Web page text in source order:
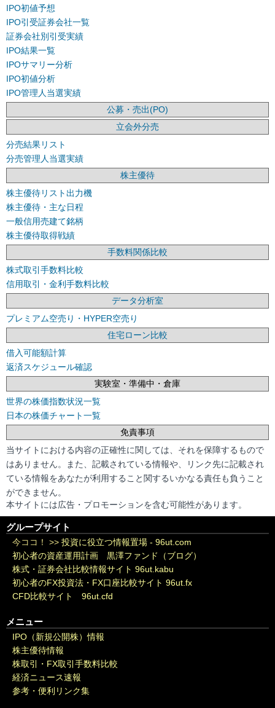
IPO初値予想
IPO引受証券会社一覧
証券会社別引受実績
IPO結果一覧
IPOサマリー分析
IPO初値分析
IPO管理人当選実績
公募・売出(PO)
立会外分売
分売結果リスト
分売管理人当選実績
株主優待
株主優待リスト出力機
株主優待・主な日程
一般信用売建て銘柄
株主優待取得戦績
手数料関係比較
株式取引手数料比較
信用取引・金利手数料比較
データ分析室
プレミアム空売り・HYPER空売り
住宅ローン比較
借入可能額計算
返済スケジュール確認
実験室・準備中・倉庫
世界の株価指数状況一覧
日本の株価チャート一覧
免責事項
当サイトにおける内容の正確性に関しては、それを保障するもので
はありません。また、記載されている情報や、リンク先に記載され
ている情報をあなたが利用すること関するいかなる責任も負うこと
ができません。
本サイトには広告・プロモーションを含む可能性があります。
グループサイト
今ココ！ >> 投資に役立つ情報置場 - 96ut.com
初心者の資産運用計画 黒澤ファンド（ブログ）
株式・証券会社比較情報サイト 96ut.kabu
初心者のFX投資法・FX口座比較サイト 96ut.fx
CFD比較サイト 96ut.cfd
メニュー
IPO（新規公開株）情報
株主優待情報
株取引・FX取引手数料比較
経済ニュース速報
参考・便利リンク集